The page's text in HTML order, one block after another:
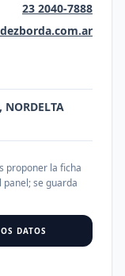
23 2040-7888
proponer la ficha
se guarda
DATOS